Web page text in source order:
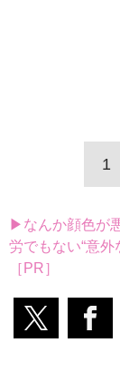
1
▶なんか顔色が
労でもない“意外
［PR］